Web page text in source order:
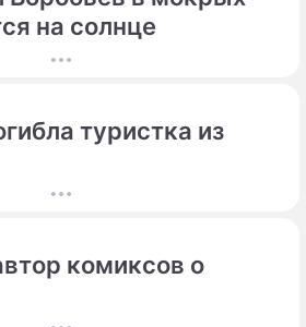
на солнце
туристка из
комиксов о